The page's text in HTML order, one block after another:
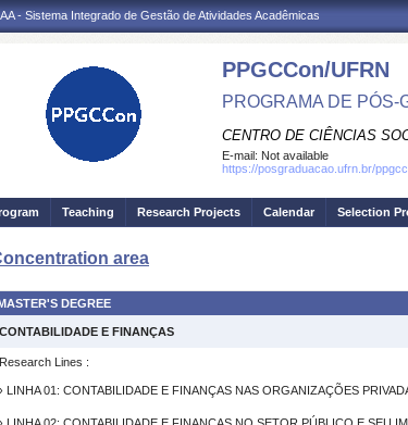
- Sistema Integrado de Gestão de Atividades Acadêmicas
PPGCCon/UFRN
PROGRAMA DE
CENTRO DE CIÊNCIAS
E-mail: Not available
https://posgraduacao.ufrn.br/
Teaching Research Projects Calendar Selection
area
DEGREE
CONTABILIDADE E FINANÇAS
Research Lines :
› LINHA 01: CONTABILIDADE E FINANÇAS NAS ORGANIZAÇÕES